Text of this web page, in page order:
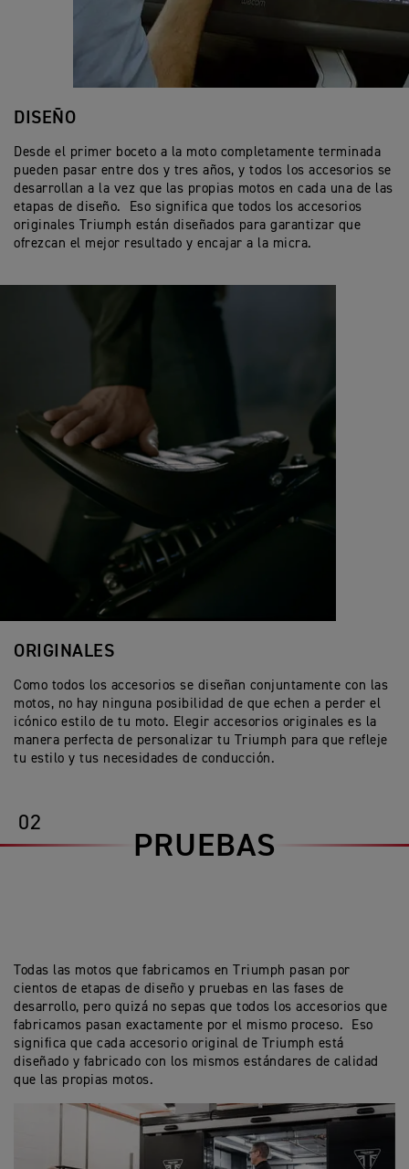
DISEÑO
Desde el primer boceto a la moto completamente terminada
pueden pasar entre dos y tres años, y todos los accesorios se
desarrollan a la vez que las propias motos en cada una de las
etapas de diseño. Eso significa que todos los accesorios
originales Triumph están diseñados para garantizar que
ofrezcan el mejor resultado y encajar a la micra.
ORIGINALES
Como todos los accesorios se diseñan conjuntamente con las
motos, no hay ninguna posibilidad de que echen a perder el
icónico estilo de tu moto. Elegir accesorios originales es la
manera perfecta de personalizar tu Triumph para que refleje
tu estilo y tus necesidades de conducción.
02
PRUEBAS
Todas las motos que fabricamos en Triumph pasan por
cientos de etapas de diseño y pruebas en las fases de
desarrollo, pero quizá no sepas que todos los accesorios que
fabricamos pasan exactamente por el mismo proceso. Eso
significa que cada accesorio original de Triumph está
diseñado y fabricado con los mismos estándares de calidad
que las propias motos.